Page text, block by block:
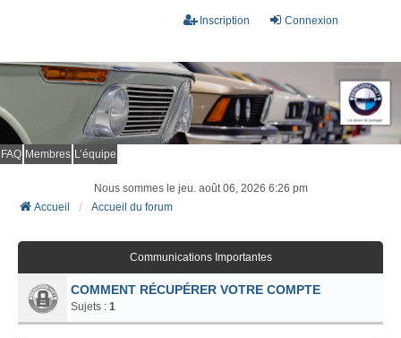
Connexion
Inscription
FAQ Membres L’équipe
Nous sommes le jeu. août 06, 2026 6:26 pm
Accueil
Accueil du forum
Communications Importantes
COMMENT RÉCUPÉRER VOTRE COMPTE
Sujets : 1